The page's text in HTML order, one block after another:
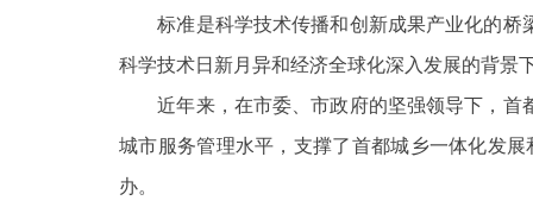
北京概况
绿色北京
标准是科学技术传播和创新成果产业化的桥
科学技术日新月异和经济全球化深入发展的背景
近年来，在市委、市政府的坚强领导下，首
城市服务管理水平，支撑了首都城乡一体化发
办。